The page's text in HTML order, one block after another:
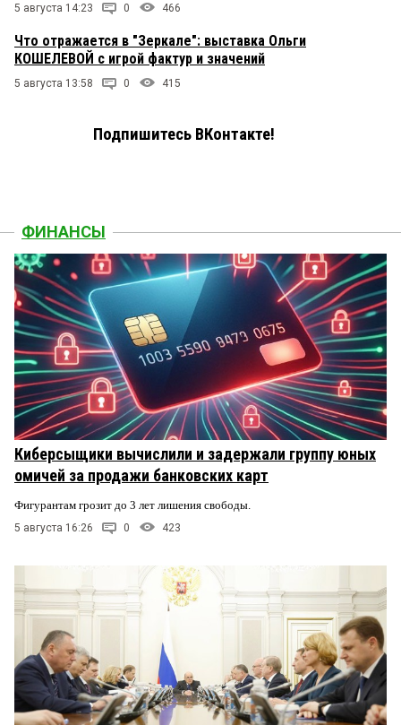
5 августа 14:23 0 466
Что отражается в "Зеркале": выставка Ольги
КОШЕЛЕВОЙ с игрой фактур и значений
5 августа 13:58 0 415
Подпишитесь ВКонтакте!
ФИНАНСЫ
Киберсыщики вычислили и задержали группу юных
омичей за продажи банковских карт
Фигурантам грозит до 3 лет лишения свободы.
5 августа 16:26 0 423